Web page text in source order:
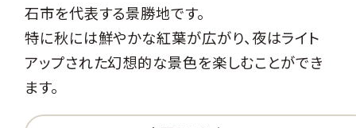
石市を代表する景勝地です。
特に秋には鮮やかな紅葉が広がり、夜はライト
アップされた幻想的な景色を楽しむことができ
ます。